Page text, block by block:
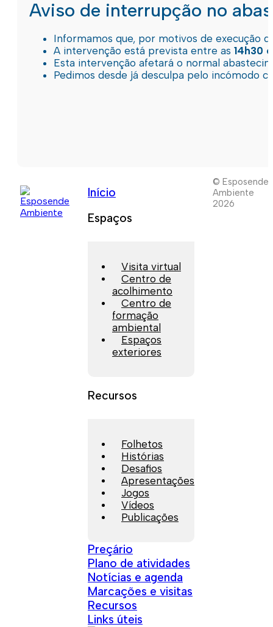
Aviso de interrupção no
Informamos que, por motivos de execução
A intervenção está prevista entre as 14h30
Esta intervenção afetará o normal
Pedimos desde já desculpa pelo incómodo
Início
Espaços
Visita virtual
Centro de
acolhimento
Centro de
formação
ambiental
Espaços
exteriores
Recursos
Folhetos
Histórias
Desafios
Apresentações
Jogos
Vídeos
Publicações
Preçário
Plano de atividades
Notícias e agenda
Marcações e visitas
Recursos
Links úteis
© Esposende
Ambiente
2026